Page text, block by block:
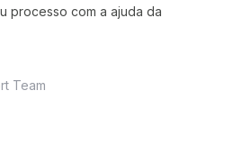
processo com a ajuda da
Team